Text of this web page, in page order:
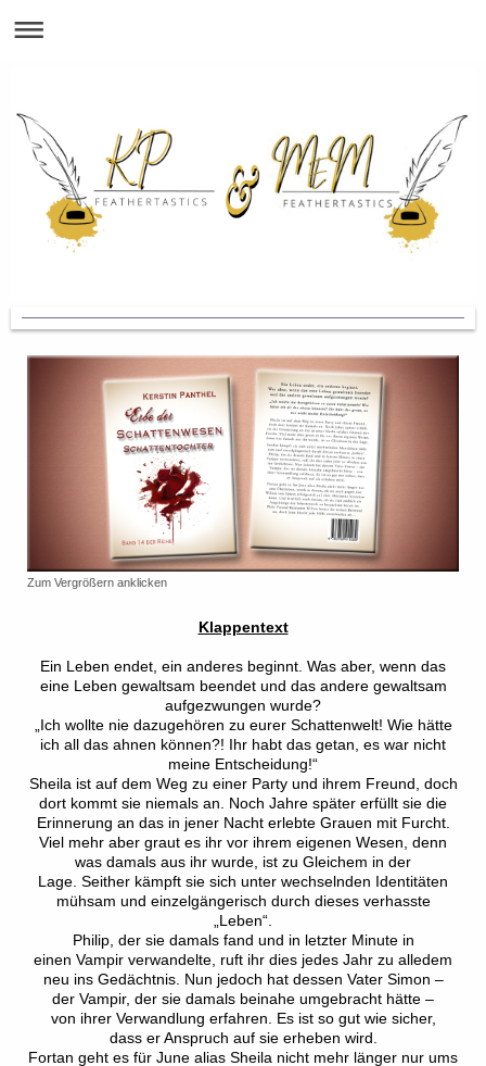
Zum Vergrößern anklicken
Klappentext
Ein Leben endet, ein anderes beginnt. Was aber, wenn das
eine Leben gewaltsam beendet und das andere gewaltsam
aufgezwungen wurde?
„Ich wollte nie dazugehören zu eurer Schattenwelt! Wie hätte
ich all das ahnen können?! Ihr habt das getan, es war nicht
meine Entscheidung!“
Sheila ist auf dem Weg zu einer Party und ihrem Freund, doch
dort kommt sie niemals an. Noch Jahre später erfüllt sie die
Erinnerung an das in jener Nacht erlebte Grauen mit Furcht.
Viel mehr aber graut es ihr vor ihrem eigenen Wesen, denn
was damals aus ihr wurde, ist zu Gleichem in der
Lage. Seither kämpft sie sich unter wechselnden Identitäten
mühsam und einzelgängerisch durch dieses verhasste
„Leben“.
Philip, der sie damals fand und in letzter Minute in
einen Vampir verwandelte, ruft ihr dies jedes Jahr zu alledem
neu ins Gedächtnis. Nun jedoch hat dessen Vater Simon –
der Vampir, der sie damals beinahe umgebracht hätte –
von ihrer Verwandlung erfahren. Es ist so gut wie sicher,
dass er Anspruch auf sie erheben wird.
Fortan geht es für June alias Sheila nicht mehr länger nur ums